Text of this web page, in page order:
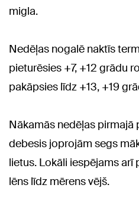
migla.
Nedēļas nogalē naktīs
pieturēsies +7, +12 grādu
pakāpsies līdz +13, +19
Nākamās nedēļas pirmajā
debesis joprojām segs
lietus. Lokāli iespējams arī
lēns līdz mērens vējš.